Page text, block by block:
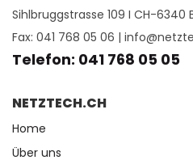
Sihlbruggstrasse 109 I CH-6340
Fax: 041 768 05 06 |
Telefon: 041 768 05 05
NETZTECH.CH
Home
Über uns